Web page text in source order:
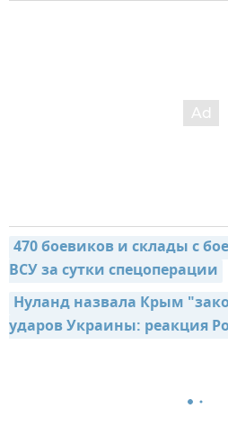
470 боевиков и склады с
ВСУ за сутки спецоперации
Нуланд назвала Крым
ударов Украины: реакция